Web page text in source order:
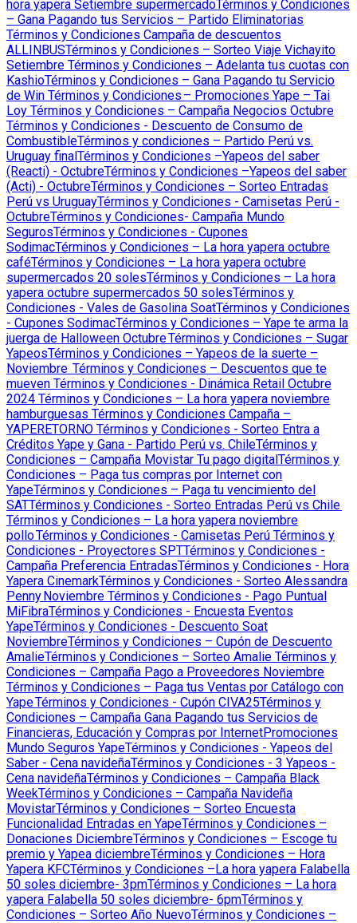
hora yapera Setiembre supermercadoTérminos y Condiciones
– Gana Pagando tus Servicios – Partido Eliminatorias
Términos y Condiciones Campaña de descuentos
ALLINBUSTérminos y Condiciones – Sorteo Viaje Vichayito
Setiembre Términos y Condiciones – Adelanta tus cuotas con
KashioTérminos y Condiciones – Gana Pagando tu Servicio
de Win Términos y Condiciones – Promociones Yape – Tai
Loy Términos y Condiciones – Campaña Negocios Octubre
Términos y Condiciones - Descuento de Consumo de
CombustibleTérminos y condiciones – Partido Perú vs.
Uruguay finalTérminos y Condiciones –Yapeos del saber
(Reacti) - OctubreTérminos y Condiciones –Yapeos del saber
(Acti) - OctubreTérminos y Condiciones – Sorteo Entradas
Perú vs UruguayTérminos y Condiciones - Camisetas Perú -
OctubreTérminos y Condiciones- Campaña Mundo
SegurosTérminos y Condiciones - Cupones
SodimacTérminos y Condiciones – La hora yapera octubre
caféTérminos y Condiciones – La hora yapera octubre
supermercados 20 solesTérminos y Condiciones – La hora
yapera octubre supermercados 50 solesTérminos y
Condiciones - Vales de Gasolina SoatTérminos y Condiciones
- Cupones SodimacTérminos y Condiciones – Yape te arma la
juerga de Halloween OctubreTérminos y Condiciones – Sugar
YapeosTérminos y Condiciones – Yapeos de la suerte –
Noviembre Términos y Condiciones – Descuentos que te
mueven Términos y Condiciones - Dinámica Retail Octubre
2024 Términos y Condiciones – La hora yapera noviembre
hamburguesas Términos y Condiciones Campaña –
YAPERETORNO Términos y Condiciones - Sorteo Entra a
Créditos Yape y Gana - Partido Perú vs. ChileTérminos y
Condiciones – Campaña Movistar Tu pago digitalTérminos y
Condiciones – Paga tus compras por Internet con
YapeTérminos y Condiciones – Paga tu vencimiento del
SATTérminos y Condiciones - Sorteo Entradas Perú vs Chile
Términos y Condiciones – La hora yapera noviembre
polloTérminos y Condiciones - Camisetas Perú Términos y
Condiciones - Proyectores SPTTérminos y Condiciones -
Campaña Preferencia EntradasTérminos y Condiciones - Hora
Yapera CinemarkTérminos y Condiciones - Sorteo Alessandra
Penny Noviembre Términos y Condiciones - Pago Puntual
MiFibraTérminos y Condiciones - Encuesta Eventos
YapeTérminos y Condiciones - Descuento Soat
NoviembreTérminos y Condiciones – Cupón de Descuento
AmalieTérminos y Condiciones – Sorteo Amalie Términos y
Condiciones – Campaña Pago a Proveedores Noviembre
Términos y Condiciones – Paga tus Ventas por Catálogo con
YapeTérminos y Condiciones - Cupón CIVA25Términos y
Condiciones – Campaña Gana Pagando tus Servicios de
Financieras, Educación y Compras por InternetPromociones
Mundo Seguros YapeTérminos y Condiciones - Yapeos del
Saber - Cena navideñaTérminos y Condiciones - 3 Yapeos -
Cena navideñaTérminos y Condiciones – Campaña Black
WeekTérminos y Condiciones – Campaña Navideña
MovistarTérminos y Condiciones – Sorteo Encuesta
Funcionalidad Entradas en YapeTérminos y Condiciones –
Donaciones DiciembreTérminos y Condiciones – Escoge tu
premio y Yapea diciembreTérminos y Condiciones – Hora
Yapera KFCTérminos y Condiciones –La hora yapera Falabella
50 soles diciembre- 3pmTérminos y Condiciones – La hora
yapera Falabella 50 soles diciembre- 6pmTérminos y
Condiciones – Sorteo Año NuevoTérminos y Condiciones –